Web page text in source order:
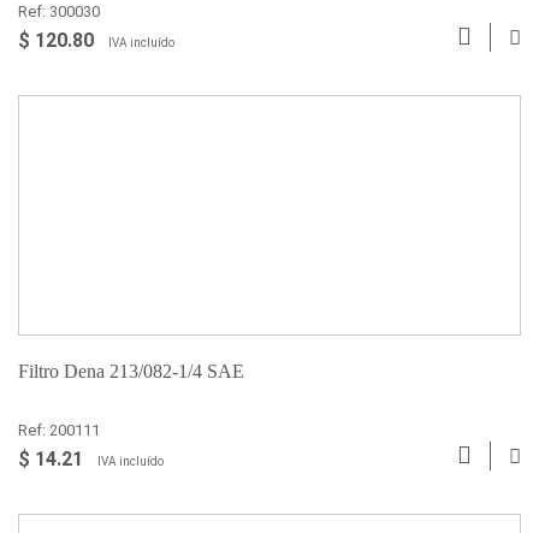
Ref: 300030
$ 120.80 IVA incluído
Filtro Dena 213/082-1/4 SAE
Ref: 200111
$ 14.21 IVA incluído